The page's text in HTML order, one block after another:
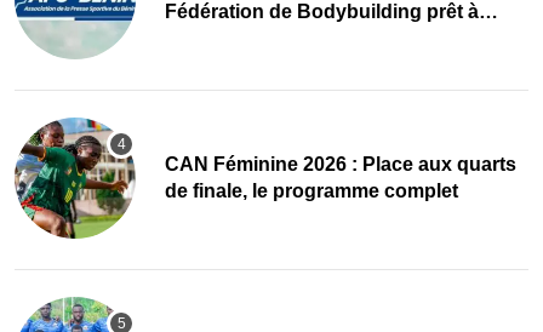
Fédération de Bodybuilding prêt à
CAN Féminine 2026 : Place aux quarts
de finale, le programme complet